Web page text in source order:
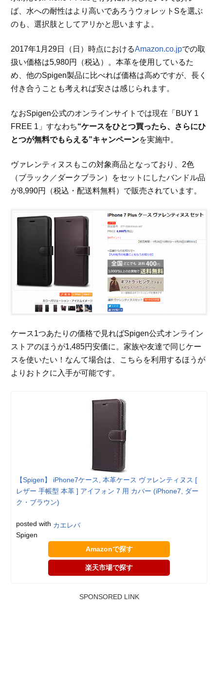
ば、水への耐性はより高いであろうウォレットSを選ぶ
のも、選択肢としてアリかと思いますよ。
2017年1月29日（日）時点におけるAmazon.co.jpでの取
扱い価格は5,980円（税込）。本革を使用しているた
め、他のSpigen製品に比べれば価格は高めですが、長く
付き合うことも考えれば安さは感じられます。
なおSpigen公式のオンラインサイトでは現在「BUY 1
FREE 1」すなわち“ケースをひとつ買ったら、さらにひ
とつが無料でもらえる”キャンペーンを実施中。
ヴァレンティヌスもこの対象商品となっており、2色
（ブラック／ダークブラン）をセットにしたバンドル品
が8,990円（税込・配送料無料）で販売されています。
ケース1つあたりの価格で見ればSpigen公式オンライン
ストアのほうが1,485円安価に。家族や友達で同じケー
スを使いたい！なんて場合は、こちらを利用するほうが
よりおトクに入手が可能です。
【Spigen】 iPhone7ケース, 本革ケース ヴァレンティヌス [
レザー 手帳型 本革 ] アイフォン 7 用 カバー (iPhone7, ダー
ク・ブラウン)
posted with カエレバ
Spigen
Amazonで探す
楽天市場で探す
SPONSORED LINK